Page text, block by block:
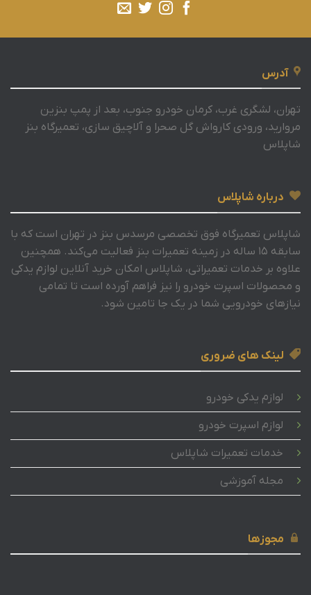
آدرس
تهران، لشگری غرب، کرمان خودرو جنوب، بعد از پمپ بنزین
مروارید، ورودی کارواش گل صحرا و آلاچیق سازی، تعمیرگاه بنز
شاپلاس
درباره شاپلاس
شاپلاس تعمیرگاه فوق تخصصی مرسدس بنز در تهران است که با
سابقه 15 ساله در زمینه تعمیرات بنز فعالیت می‌کند. همچنین
علاوه بر خدمات تعمیراتی، شاپلاس امکان خرید آنلاین لوازم یدکی
و محصولات اسپرت خودرو را نیز فراهم آورده است تا تمامی
نیازهای خودرویی شما در یک جا تامین شود.
لینک های ضروری
لوازم یدکی خودرو
لوازم اسپرت خودرو
خدمات تعمیرات شاپلاس
مجله آموزشی
مجوزها